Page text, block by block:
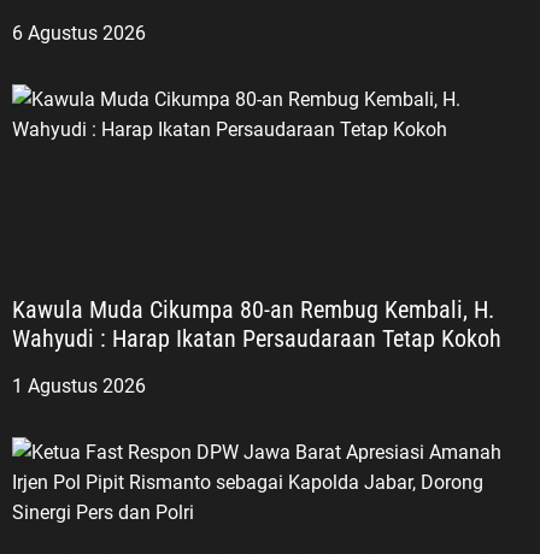
6 Agustus 2026
Kawula Muda Cikumpa 80-an Rembug Kembali, H.
Wahyudi : Harap Ikatan Persaudaraan Tetap Kokoh
1 Agustus 2026